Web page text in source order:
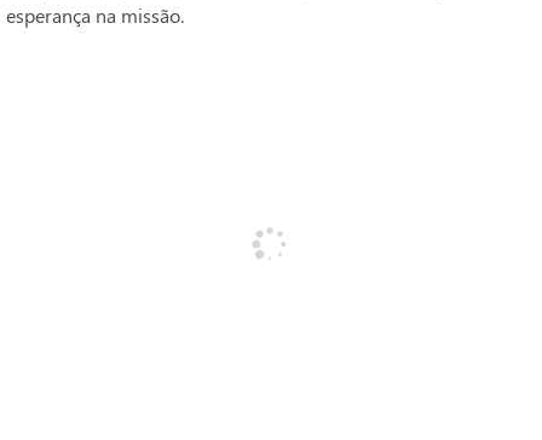
esperança na missão.